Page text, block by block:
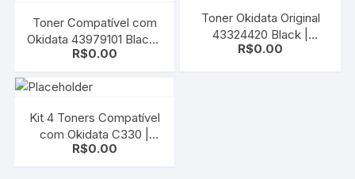
Toner Compatível com
Okidata 43979101 Black |
B410/B420/B430/MB480
R$0.00
Toner Okidata Original
43324420 Black |
C6100n | C555n
R$0.00
Kit 4 Toners Compatível
com Okidata C330 |
C331 | C530 | MC361 |
R$0.00